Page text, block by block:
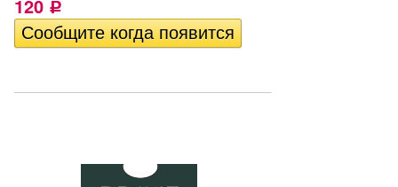
120 Р